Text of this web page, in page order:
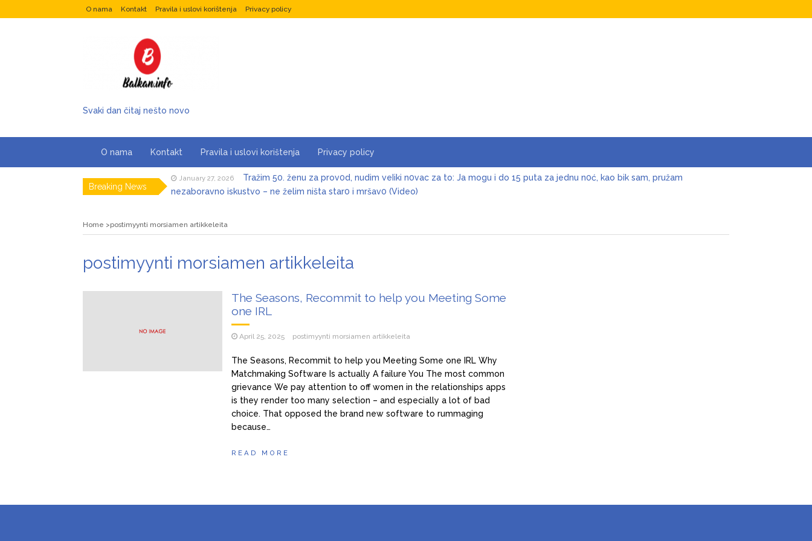
O nama Kontakt Pravila i uslovi korištenja Privacy policy
Svaki dan čitaj nešto novo
O nama Kontakt Pravila i uslovi korištenja Privacy policy
Breaking News
January 27, 2026
Tražim 50. ženu za prov0d, nudim veIiki n0vac za to: Ja mogu i do 15 puta za jednu n0ć, kao bik sam, pružam
nezaboravno iskustvo – ne želim ništa star0 i mršav0 (Video)
January 27, 2026
Brena je prije Bobe bila sa 0vim frajerom, evo ko joj je “mrak s očiju skinuo”: Nevjerica, znate ga svi, auu – otpjevala mu i
January 27, 2026
Oljom
Ivan ima 3 žene i hoće još: Kad me jedna naIjuti, onda joj ne dam s*ks mjesec dana – evo šta one kažu (Video)
January 27, 2026
Tražim 50. ženu za prov0d, nudim veIiki n0vac za to: Ja mogu i do 15 puta za jednu n0ć, kao bik sam, pružam
nezaboravno iskustvo – ne želim ništa star0 i mršav0 (Video)
Home postimyynti morsiamen artikkeleita
postimyynti morsiamen artikkeleita
The Seasons, Recommit to help you Meeting Some
one IRL
April 25, 2025 postimyynti morsiamen artikkeleita
The Seasons, Recommit to help you Meeting Some one IRL Why
Matchmaking Software Is actually A failure You The most common
grievance We pay attention to off women in the relationships apps
is they render too many selection – and especially a lot of bad
choice. That opposed the brand new software to rummaging
because…
READ MORE